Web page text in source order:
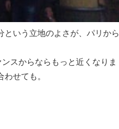
という立地のよさが、パリから
スからならもっと近くなりま
わせても。